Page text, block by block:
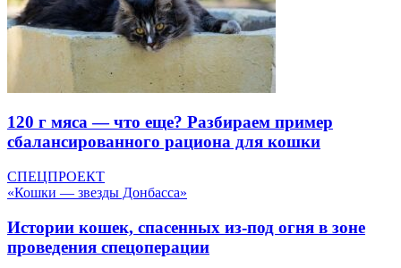
120 г мяса — что еще? Разбираем пример
сбалансированного рациона для кошки
СПЕЦПРОЕКТ
«Кошки — звезды Донбасса»
Истории кошек, спасенных из-под огня в зоне
проведения спецоперации